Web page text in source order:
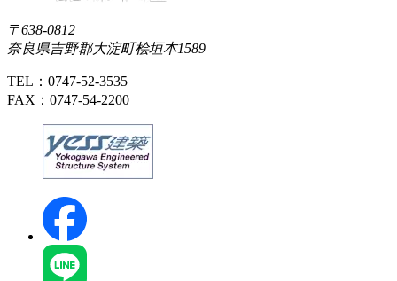
〒638-0812
奈良県吉野郡大淀町桧垣本1589
TEL：0747-52-3535
FAX：0747-54-2200